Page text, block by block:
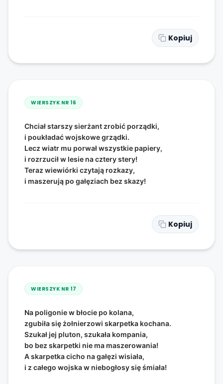
Kopiuj
WIERSZYK NR 16
Chciał starszy sierżant zrobić porządki,
i poukładać wojskowe grządki.
Lecz wiatr mu porwał wszystkie papiery,
i rozrzucił w lesie na cztery stery!
Teraz wiewiórki czytają rozkazy,
i maszerują po gałęziach bez skazy!
Kopiuj
WIERSZYK NR 17
Na poligonie w błocie po kolana,
zgubiła się żołnierzowi skarpetka kochana.
Szukał jej pluton, szukała kompania,
bo bez skarpetki nie ma maszerowania!
A skarpetka cicho na gałęzi wisiała,
i z całego wojska w niebogłosy się śmiała!